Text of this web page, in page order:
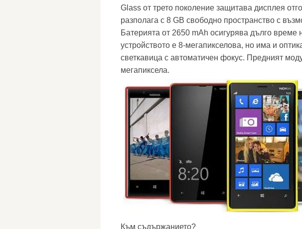
Glass от трето поколение защитава дисплея
разполага с 8 GB свободно пространство с
Батерията от 2650 mAh осигурява дълго време
устройството е 8-мегапикселова, но има и
светкавица с автоматичен фокус. Предният
мегапиксела.
Към съдържанието?